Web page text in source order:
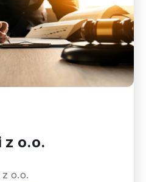
z o.o.
z o.o.